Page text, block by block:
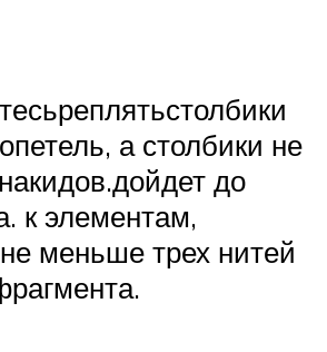
а столбики не
до
к элементам,
меньше трех нитей